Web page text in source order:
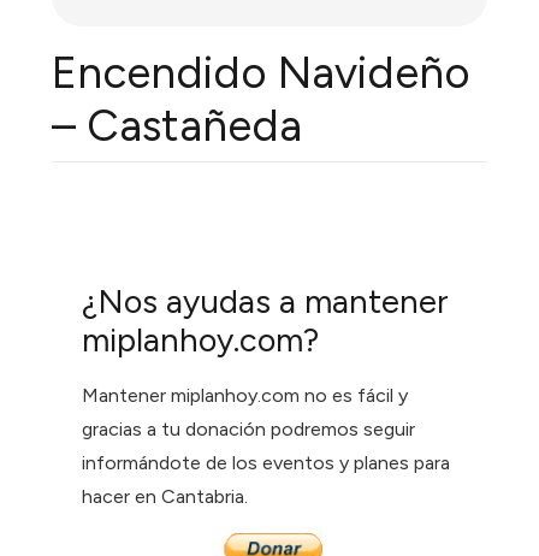
Encendido Navideño
– Castañeda
¿Nos ayudas a mantener
miplanhoy.com?
Mantener miplanhoy.com no es fácil y
gracias a tu donación podremos seguir
informándote de los eventos y planes para
hacer en Cantabria.